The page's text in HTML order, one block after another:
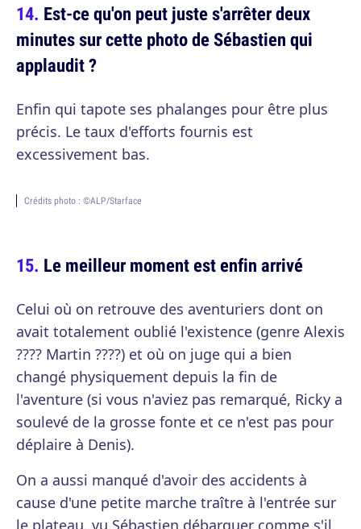
Est-ce qu'on peut juste s'arrêter deux
minutes sur cette photo de Sébastien qui
applaudit ?
Enfin qui tapote ses phalanges pour être plus
précis. Le taux d'efforts fournis est
excessivement bas.
Crédits photo : ©ALP/Starface
Le meilleur moment est enfin arrivé
Celui où on retrouve des aventuriers dont on
avait totalement oublié l'existence (genre Alexis
???? Martin ????) et où on juge qui a bien
changé physiquement depuis la fin de
l'aventure (si vous n'aviez pas remarqué, Ricky a
soulevé de la grosse fonte et ce n'est pas pour
déplaire à Denis).
On a aussi manqué d'avoir des accidents à
cause d'une petite marche traître à l'entrée sur
le plateau, vu Sébastien débarquer comme s'il